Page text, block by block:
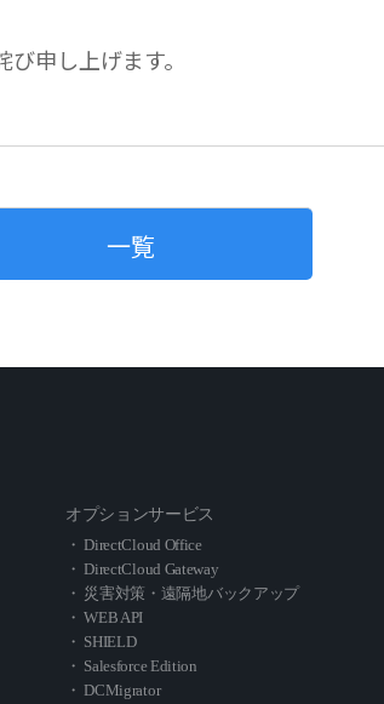
申し上げます。
一覧
オプションサービス
・ DirectCloud Office
・ DirectCloud Gateway
・ 災害対策・遠隔地バックアップ
・ WEB API
・ SHIELD
・ Salesforce Edition
・ DCMigrator